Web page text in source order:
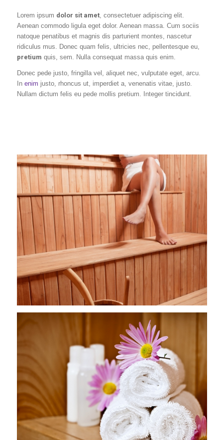
Lorem ipsum dolor sit amet, consectetuer adipiscing elit.
Aenean commodo ligula eget dolor. Aenean massa. Cum sociis
natoque penatibus et magnis dis parturient montes, nascetur
ridiculus mus. Donec quam felis, ultricies nec, pellentesque eu,
pretium quis, sem. Nulla consequat massa quis enim.
Donec pede justo, fringilla vel, aliquet nec, vulputate eget, arcu.
In enim justo, rhoncus ut, imperdiet a, venenatis vitae, justo.
Nullam dictum felis eu pede mollis pretium. Integer tincidunt.